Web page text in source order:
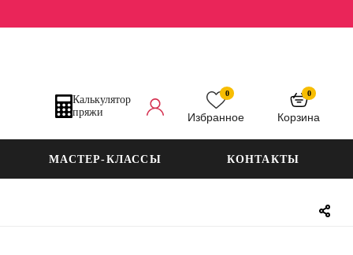
Калькулятор
пряжи
Избранное
0
Корзина
0
МАСТЕР-КЛАССЫ КОНТАКТЫ